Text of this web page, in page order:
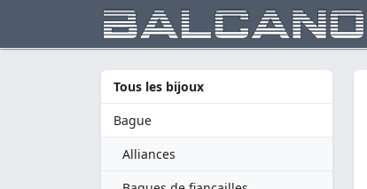
Tous les bijoux
Bague
Alliances